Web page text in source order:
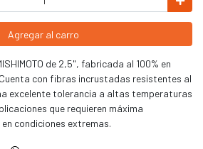
Agregar al carro
de 2,5", fabricada al 100% en
con fibras incrustadas resistentes al
excelente tolerancia a altas temperaturas
que requieren máxima
condiciones extremas.